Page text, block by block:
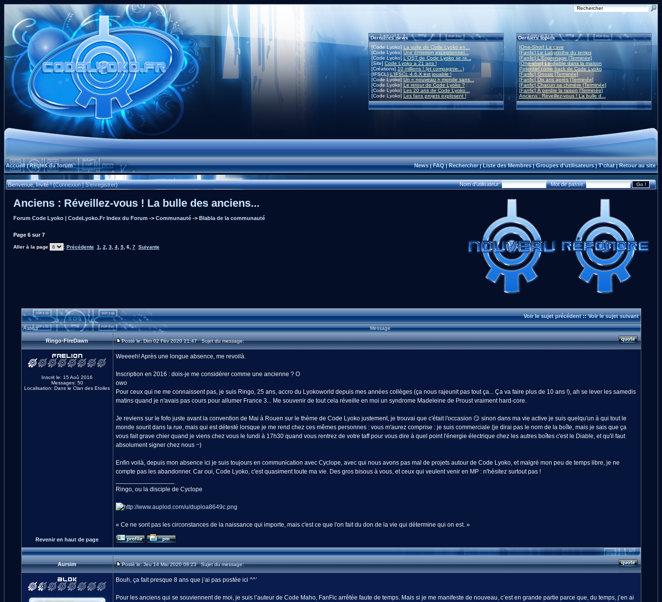
Dernières news
[Code Lyoko] La suite de Code Lyoko en...
[Code Lyoko]Une émission exceptionnel...
[Code Lyoko] L'OST de Code Lyoko se ra...
[Site] Code Lyoko a 21 ans !
[Créations] 10 millions ! (et compagnie...)
[IFSCL]L'IFSCL 4.6.X est jouable !
[Code Lyoko] Un « nouveau » monde sans...
[Code Lyoko] Le retour de Code Lyoko ?
[Code Lyoko] Les 20 ans de Code Lyoko...
[Code Lyoko] Les fans projets explosent !
Derniers topics
[One-Shot] La cave
[Fanfic] Le Labyrinthe du temps
[Fanfic] L'Engrenage [Terminée]
[One-shot] Le diable dans la maison
Potentiel come back de Code Lyoko
[Fanfic] Gnosis [Terminée]
[Fanfic] Dix ans après [Terminée]
[Fanfic] Chacun sa chimère [Terminée]
[Fanfic] À perdre la raison [Terminée]
Anciens : Réveillez-vous ! La bulle d...
Accueil|Règles du forum News|FAQ|Rechercher|Liste des Membres|Groupes d'utilisateurs|T'chat|Retour au site
Bienvenue, Invité ! (Connexion|S'enregistrer) Nom d'utilisateur: Mot de passe:
Anciens : Réveillez-vous ! La bulle des anciens...
Forum Code Lyoko | CodeLyoko.Fr Index du Forum -> Communauté-> Blabla de la communauté
Page 6sur7
Aller à la page : Précédente 1 2 3, 4, 5, 6, 7 Suivante
Voir le sujet précédent::Voir le sujet suivant
Auteur Message
Ringo-FireDawn Posté le: Dim 02 Fév 2020 21:47 Sujet du message:
Inscrit le: 15 Aoû 2016
Messages: 50
Localisation: Dans le Clan des Etoiles
Weeeeh! Après une longue absence, me revoilà.
Inscription en 2016 : dois-je me considérer comme une ancienne ? O
owo
Pour ceux qui ne me connaissent pas, je suis Ringo, 25 ans, accro du Lyokoworld depuis mes années collèges (ça nous rajeunit pas tout ça... Ça va faire plus de 10 ans !), ah se lever les samedis
matins quand je n'avais pas cours pour allumer France 3... Me souvenir de tout cela réveille en moi un syndrome Madeleine de Proust vraiment hard-core.
Je reviens sur le fofo juste avant la convention de Mai à Rouen sur le thème de Code Lyoko justement, je trouvai que c'était l'occasion 😏 sinon dans ma vie active je suis quelqu'un à qui tout le
monde sourit dans la rue, mais qui est détesté lorsque je me rend chez ces mêmes personnes : vous m'aurez comprise : je suis commerciale (je dirai pas le nom de la boîte, mais je sais que ça
vous fait grave chier quand je viens chez vous le lundi à 17h30 quand vous rentrez de votre taff pour vous dire à quel point l'énergie électrique chez les autres boîtes c'est le Diable, et qu'il faut
absolument signer chez nous ~)
Enfin voilà, depuis mon absence ici je suis toujours en communication avec Cyclope, avec qui nous avons pas mal de projets autour de Code Lyoko, et malgré mon peu de temps libre, je ne
compte pas les abandonner. Car oui, Code Lyoko, c'est quasiment toute ma vie. Des gros bisous à vous, et ceux qui veulent venir en MP : n'hésitez surtout pas !
Ringo, ou la disciple de Cyclope
« Ce ne sont pas les circonstances de la naissance qui importe, mais c'est ce que l'on fait du don de la vie qui détermine qui on est. »
Revenir en haut de page
Aursim Posté le: Jeu 14 Mai 2020 08:23 Sujet du message:
Bouh, ça fait presque 8 ans que j’ai pas postée ici ^^’
Pour les anciens qui se souviennent de moi, je suis l’auteur de Code Maho, FanFic arrêtée faute de temps. Mais si je me manifeste de nouveau, c’est en grande partie parce que, du temps, j’en ai